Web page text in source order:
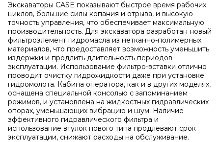
Экскаваторы CASE показывают быстрое время рабочих
циклов, большие силы копания и отрыва, и высокую
точность управления, что обеспечивает максимальную
производительность. Для экскаватора разработан новый
фильтроэлемент гидромасла из нетканно-полимерных
материалов, что предоставляет возможность уменьшить
издержки и продлить длительность периодов
эксплуатации. Использование фильтро-вставки отлично
проводит очистку гидрожидкости даже при установке
гидромолота. Кабина оператора, как и в других моделях,
оснащена специальной консолью с запоминанием
режимов, и установлена на жидкостных гидравлических
опорах, уменьшающих вибрацию и шум. Наличие
эффективного гидравлического фильтра и
использование втулок нового типа продлевают срок
эксплуатации, снижают расходы на обслуживание.